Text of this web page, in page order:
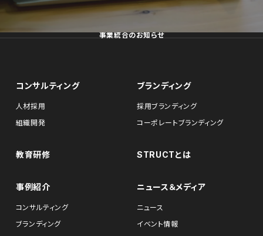
事業統合のお知らせ
コンサルティング
人材採用
組織開発
ブランディング
採用ブランディング
コーポレートブランディング
教育研修 STRUCTとは
事例紹介
コンサルティング
ブランディング
ニュース＆メディア
ニュース
イベント情報